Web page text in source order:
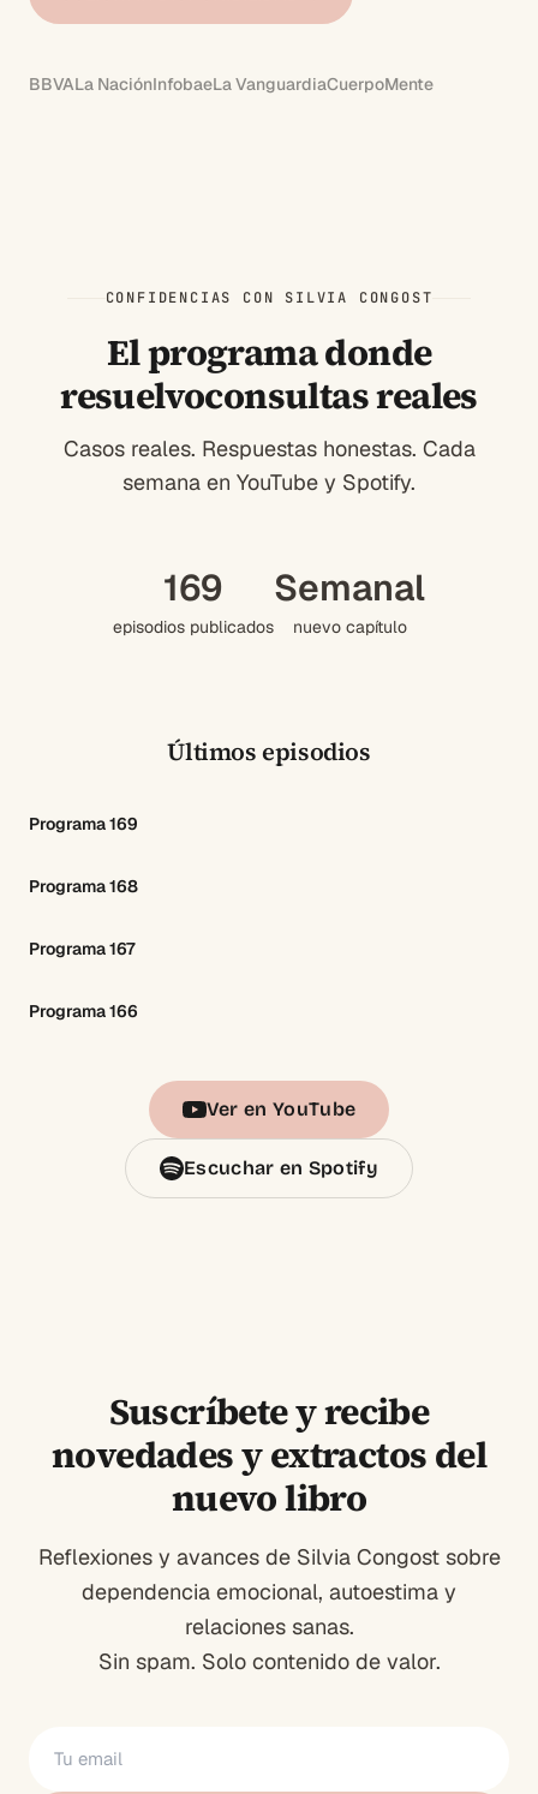
BBVALa NaciónInfobaeLa VanguardiaCuerpoMente
CONFIDENCIAS CON SILVIA CONGOST
El programa donde
resuelvoconsultas reales
Casos reales. Respuestas honestas. Cada
semana en YouTube y Spotify.
169
episodios publicados
Semanal
nuevo capítulo
Últimos episodios
Programa 169
Programa 168
Programa 167
Programa 166
Ver en YouTube
Escuchar en Spotify
Suscríbete y recibe
novedades y extractos del
nuevo libro
Reflexiones y avances de Silvia Congost sobre
dependencia emocional, autoestima y
relaciones sanas.
Sin spam. Solo contenido de valor.